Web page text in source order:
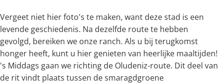
Vergeet niet hier foto's te maken, want deze stad is een
levende geschiedenis. Na dezelfde route te hebben
gevolgd, bereiken we onze ranch. Als u bij terugkomst
honger heeft, kunt u hier genieten van heerlijke maaltijden!
's Middags gaan we richting de Oludeniz-route. Dit deel van
de rit vindt plaats tussen de smaragdgroene